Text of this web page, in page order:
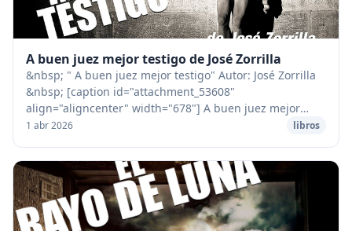
A buen juez mejor testigo de José Zorrilla
&nbsp; " A buen juez mejor testigo" Autor: José Zorrilla
&nbsp; [caption id="attachment_53608"
align="aligncenter" width="678"] A buen juez mejor
testigo de José Zorilla[/caption] &nbsp; I Entre pardo...
1 abr 2026 libros